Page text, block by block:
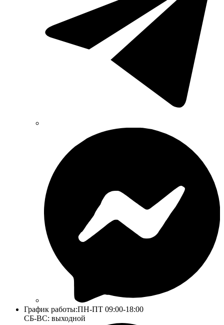
График работы:ПН-ПТ 09:00-18:00
СБ-ВС: выходной